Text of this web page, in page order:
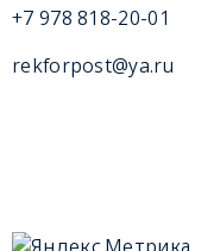
+7 978 818-20-01
rekforpost@ya.ru